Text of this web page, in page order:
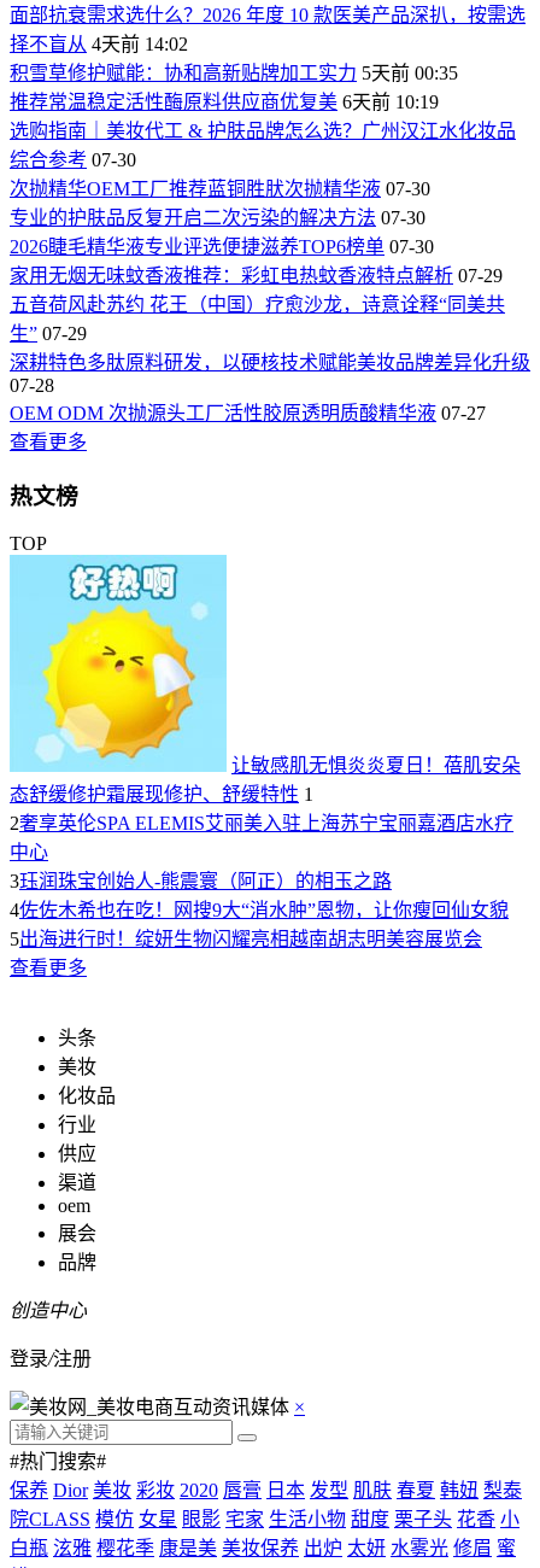
面部抗衰需求选什么？2026 年度 10 款医美产品深扒，按需选
择不盲从 4天前 14:02
积雪草修护赋能：协和高新贴牌加工实力 5天前 00:35
推荐常温稳定活性酶原料供应商优复美 6天前 10:19
选购指南｜美妆代工 & 护肤品牌怎么选？广州汉江水化妆品
综合参考 07-30
次抛精华OEM工厂推荐蓝铜胜肰次抛精华液 07-30
专业的护肤品反复开启二次污染的解决方法 07-30
2026睫毛精华液专业评选便捷滋养TOP6榜单 07-30
家用无烟无味蚊香液推荐：彩虹电热蚊香液特点解析 07-29
五音荷风赴苏约 花王（中国）疗愈沙龙，诗意诠释“同美共
生” 07-29
深耕特色多肽原料研发，以硬核技术赋能美妆品牌差异化升级
07-28
OEM ODM 次抛源头工厂活性胶原透明质酸精华液 07-27
查看更多
热文榜
TOP
让敏感肌无惧炎炎夏日！蓓肌安朵
态舒缓修护霜展现修护、舒缓特性 1
2奢享英伦SPA ELEMIS艾丽美入驻上海苏宁宝丽嘉酒店水疗
中心
3珏润珠宝创始人-熊震寰（阿正）的相玉之路
4佐佐木希也在吃！网搜9大“消水肿”恩物，让你瘦回仙女貌
5出海进行时！绽妍生物闪耀亮相越南胡志明美容展览会
查看更多
头条
美妆
化妆品
行业
供应
渠道
oem
展会
品牌
创造中心
登录/注册
×
#热门搜索#
保养 Dior 美妆 彩妆 2020 唇膏 日本 发型 肌肤 春夏 韩妞 梨泰
院CLASS 模仿 女星 眼影 宅家 生活小物 甜度 栗子头 花香 小
白瓶 泫雅 樱花季 康是美 美妆保养 出炉 太妍 水雾光 修眉 蜜